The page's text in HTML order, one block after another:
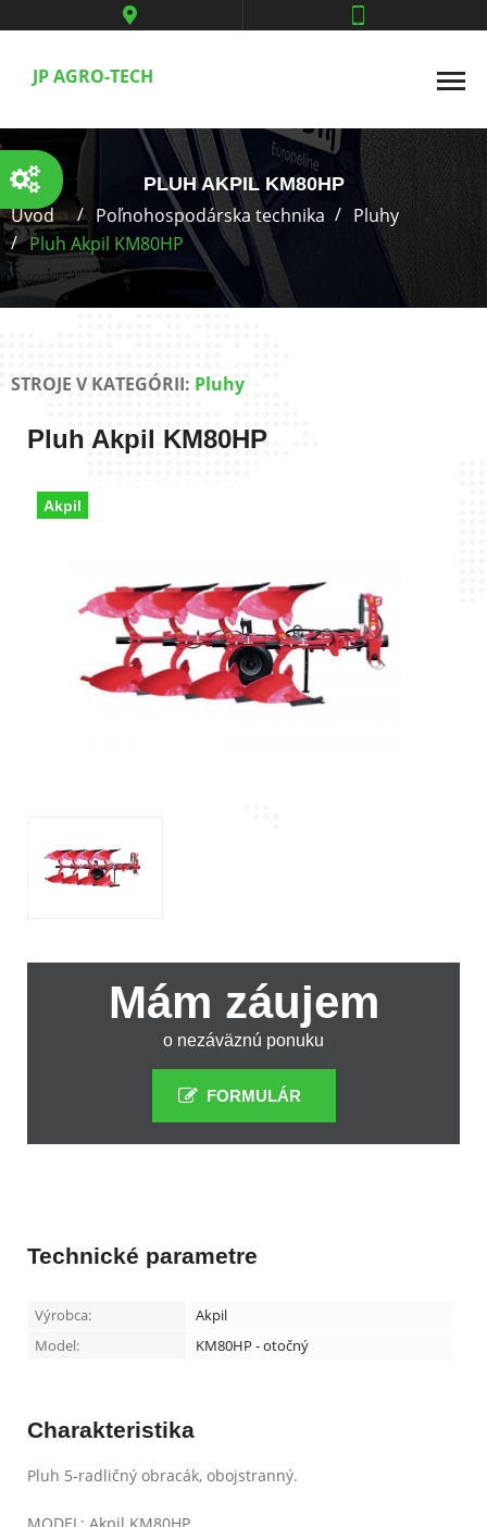
JP AGRO-TECH
PLUH AKPIL KM80HP
Úvod Poľnohospodárska technika
Pluhy
Pluh Akpil KM80HP
STROJE V KATEGÓRII: Pluhy
Pluh Akpil KM80HP
Akpil
Mám záujem
o nezáväznú ponuku
FORMULÁR
Technické parametre
Výrobca:
Akpil
Model:
KM80HP - otočný
Charakteristika
Pluh 5-radličný obracák, obojstranný.